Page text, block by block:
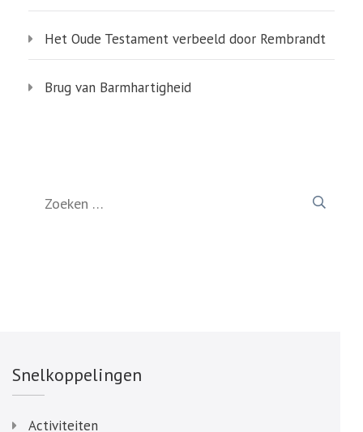
Het Oude Testament verbeeld door Rembrandt
Brug van Barmhartigheid
Snelkoppelingen
Activiteiten